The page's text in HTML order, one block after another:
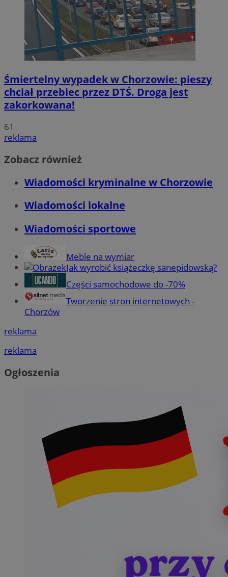
Śmiertelny wypadek w Chorzowie: pieszy
chciał przebiec przez DTŚ. Droga jest
zakorkowana!
61
reklama
Zobacz również
Wiadomości kryminalne w Chorzowie
Wiadomości lokalne
Wiadomości sportowe
Meble na wymiar
Jak wyrobić książeczkę sanepidowską?
Części samochodowe do -70%
Tworzenie stron internetowych -
Chorzów
reklama
reklama
Ogłoszenia